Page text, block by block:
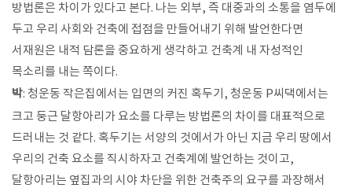
방법론은 차이가 있다고 본다. 나는 외부, 즉 대중과의 소통을 염두에
두고 우리 사회와 건축에 접점을 만들어내기 위해 발언한다면
서재원은 내적 담론을 중요하게 생각하고 건축계 내 자성적인
목소리를 내는 쪽이다.
박: 청운동 작은집에서는 입면의 커진 혹두기, 청운동 P씨댁에서는
크고 둥근 달항아리가 요소를 다루는 방법론의 차이를 대표적으로
드러내는 것 같다. 혹두기는 서양의 것에서가 아닌 지금 우리 땅에서
우리의 건축 요소를 직시하자고 건축계에 발언하는 것이고,
달항아리는 옆집과의 시야 차단을 위한 건축주의 요구를 과장해서